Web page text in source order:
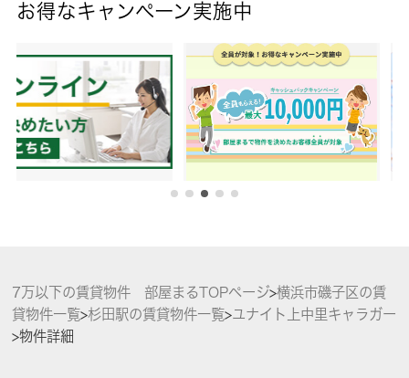
お得なキャンペーン実施中
7万以下の賃貸物件 部屋まるTOPページ>横浜市磯子区の賃
貸物件一覧>杉田駅の賃貸物件一覧>ユナイト上中里キャラガー
>物件詳細